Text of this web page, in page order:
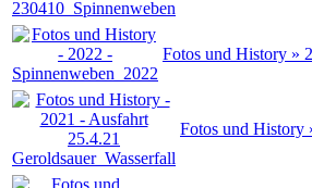
Fotos und History »
Fotos und History